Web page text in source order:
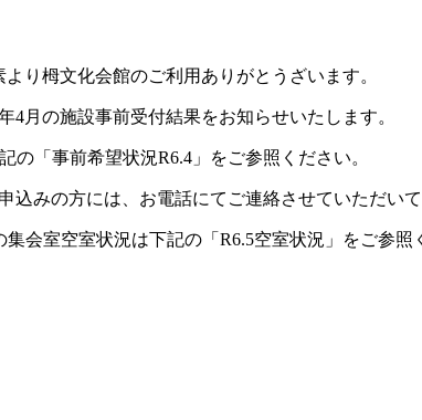
より栂文化会館のご利用ありがとうざいます。
4月の施設事前受付結果をお知らせいたします。
の「事前希望状況R6.4」をご参照ください。
込みの方には、お電話にてご連絡させていただいて
集会室空室状況は下記の「R6.5空室状況」をご参照